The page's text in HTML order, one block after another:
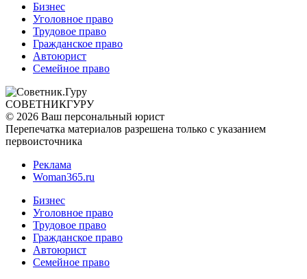
Бизнес
Уголовное право
Трудовое право
Гражданское право
Автоюрист
Семейное право
СОВЕТНИКГУРУ
© 2026 Ваш персональный юрист
Перепечатка материалов разрешена только с указанием
первоисточника
Реклама
Woman365.ru
Бизнес
Уголовное право
Трудовое право
Гражданское право
Автоюрист
Семейное право